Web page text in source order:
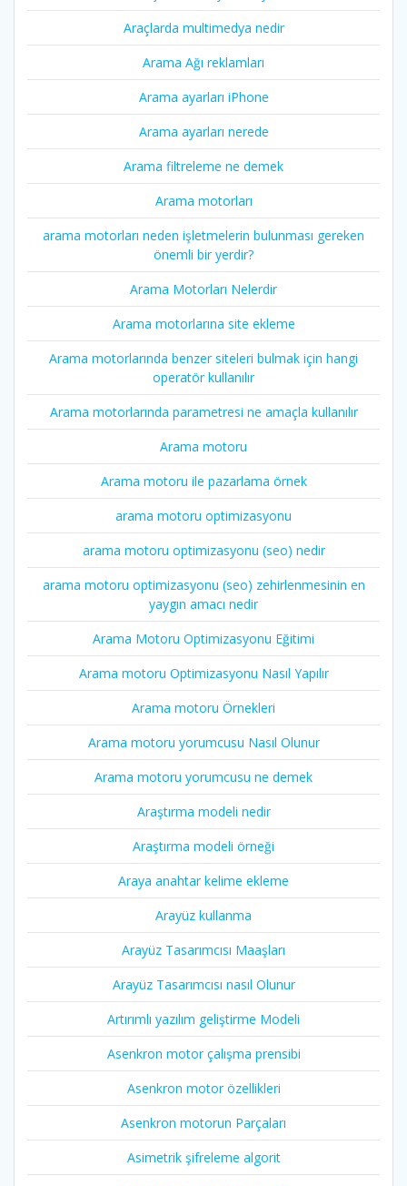
Araçlarda multimedya nedir
Arama Ağı reklamları
Arama ayarları iPhone
Arama ayarları nerede
Arama filtreleme ne demek
Arama motorları
arama motorları neden işletmelerin bulunması gereken
önemli bir yerdir?
Arama Motorları Nelerdir
Arama motorlarına site ekleme
Arama motorlarında benzer siteleri bulmak için hangi
operatör kullanılır
Arama motorlarında parametresi ne amaçla kullanılır
Arama motoru
Arama motoru ile pazarlama örnek
arama motoru optimizasyonu
arama motoru optimizasyonu (seo) nedir
arama motoru optimizasyonu (seo) zehirlenmesinin en
yaygın amacı nedir
Arama Motoru Optimizasyonu Eğitimi
Arama motoru Optimizasyonu Nasıl Yapılır
Arama motoru Örnekleri
Arama motoru yorumcusu Nasıl Olunur
Arama motoru yorumcusu ne demek
Araştırma modeli nedir
Araştırma modeli örneği
Araya anahtar kelime ekleme
Arayüz kullanma
Arayüz Tasarımcısı Maaşları
Arayüz Tasarımcısı nasıl Olunur
Artırımlı yazılım geliştirme Modeli
Asenkron motor çalışma prensibi
Asenkron motor özellikleri
Asenkron motorun Parçaları
Asimetrik şifreleme algorit